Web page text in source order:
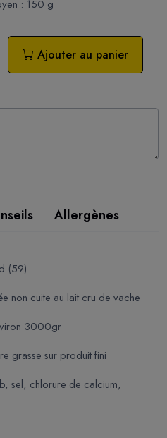
: 150 g
Ajouter au panier
Allergènes
(59)
non cuite au lait cru de vache
3000gr
grasse sur produit fini
sel, chlorure de calcium,